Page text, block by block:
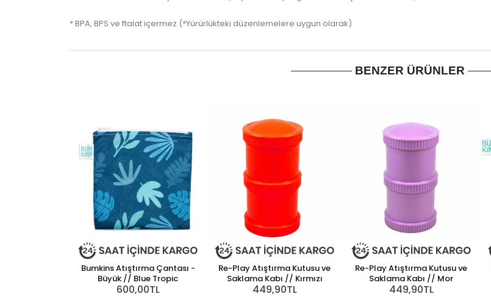
* BPA, BPS ve ftalat içermez (*Yürürlükteki düzenlemelere uygun olarak)
BENZER ÜRÜNLER
Bumkins Atıştırma Çantası -
Büyük // Blue Tropic
600,00TL
Re-Play Atıştırma Kutusu ve
Saklama Kabı // Kırmızı
449,90TL
Re-Play Atıştırma Kutusu ve
Saklama Kabı // Mor
449,90TL